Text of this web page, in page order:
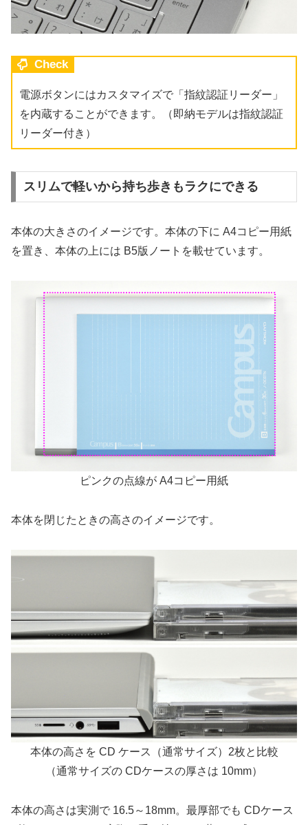
Check
電源ボタンにはカスタマイズで「指紋認証リーダー」
を内蔵することができます。（即納モデルは指紋認証
リーダー付き）
スリムで軽いから持ち歩きもラクにできる
本体の大きさのイメージです。本体の下に A4コピー用紙
を置き、本体の上には B5版ノートを載せています。
ピンクの点線が A4コピー用紙
本体を閉じたときの高さのイメージです。
本体の高さを CD ケース（通常サイズ）2枚と比較
（通常サイズの CDケースの厚さは 10mm）
本体の高さは実測で 16.5～18mm。最厚部でも CDケース